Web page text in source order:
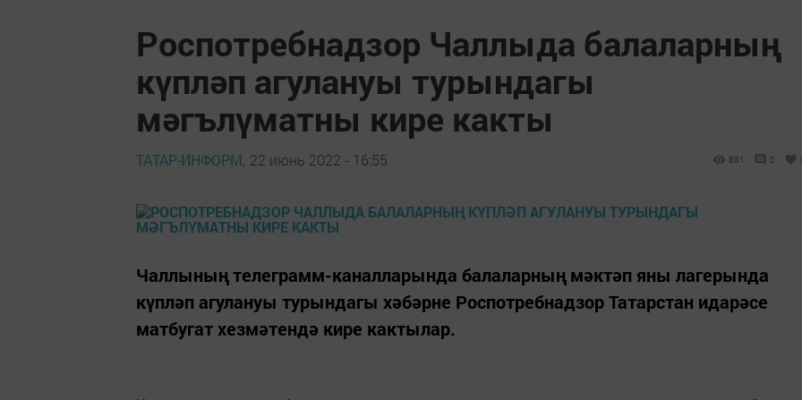
Роспотребнадзор Чаллыда балаларның
күпләп агулануы турындагы
мәгълүматны кире какты
ТАТАР-ИНФОРМ, 22 июнь 2022 - 16:55 881 0
Чаллының телеграмм-каналларында балаларның мәктәп яны лагерында
күпләп агулануы турындагы хәбәрне Роспотребнадзор Татарстан идарәсе
матбугат хезмәтендә кире кактылар.